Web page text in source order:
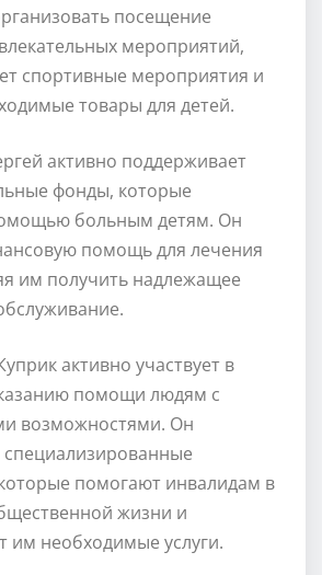
посещение
мероприятий,
спортивные мероприятия и
товары для детей.
активно поддерживает
фонды, которые
больным детям. Он
помощь для лечения
им получить надлежащее
активно участвует в
помощи людям с
возможностями. Он
помогают инвалидам в
жизни и
им необходимые услуги.